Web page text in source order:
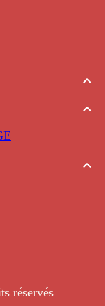
réservés